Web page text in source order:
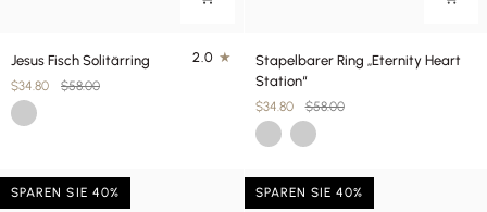
Fisch
Solitärring
Jesus Fisch Solitärring 2.0
$34.80 $58.00
Gold
Stapelbarer
Ring
„Eternity
Heart
Station“
Stapelbarer Ring „Eternity Heart
Station“
$34.80 $58.00
Gold Silber
SPAREN SIE 40% SPAREN SIE 40%